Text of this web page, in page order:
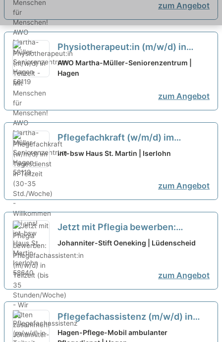
zum Angebot
Physiotherapeut:in (m/w/d) in
Teilzeit - Mit Menschen für
Menschen!
AWO Martha-Müller-Seniorenzentrum |
Hagen
zum Angebot
Pflegefachkraft (w/m/d) im
Tagesdienst in Teilzeit (30-35
int-bsw Haus St. Martin | Iserlohn
zum Angebot
Jetzt mit Pflegia bewerben:
Pflegefachassistent:in (m/w/d) in
Teilzeit (bis 35 Stunden/Woche) -
Johanniter-Stift Oeneking | Lüdenscheid
zum Angebot
Pflegefachassistenz (m/w/d) in
Teilzeit (19,5-29,25
Hagen-Pflege-Mobil ambulanter